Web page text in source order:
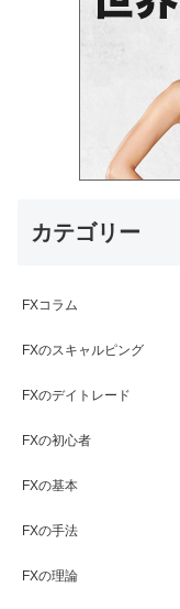
カテゴリー
FXコラム
FXのスキャルピング
FXのデイトレード
FXの初心者
FXの基本
FXの手法
FXの理論